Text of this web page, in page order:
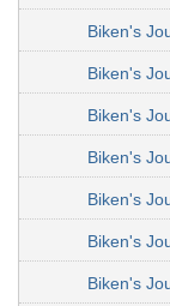
Biken's
Biken's
Biken's
Biken's
Biken's
Biken's
Biken's